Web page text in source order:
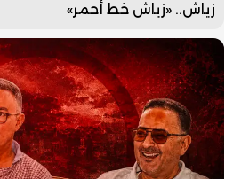
زياش.. «زياش خط أحمر»